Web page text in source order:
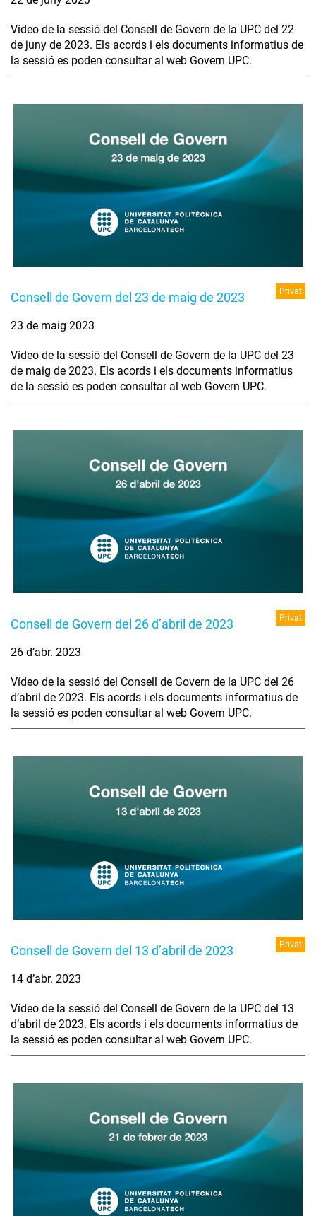
Vídeo de la sessió del Consell de Govern de la UPC del 22
de juny de 2023. Els acords i els documents informatius de
la sessió es poden consultar al web Govern UPC.
Consell de Govern del 23 de maig de 2023 Privat
23 de maig 2023
Vídeo de la sessió del Consell de Govern de la UPC del 23
de maig de 2023. Els acords i els documents informatius
de la sessió es poden consultar al web Govern UPC.
Consell de Govern del 26 d’abril de 2023 Privat
26 d’abr. 2023
Vídeo de la sessió del Consell de Govern de la UPC del 26
d’abril de 2023. Els acords i els documents informatius de
la sessió es poden consultar al web Govern UPC.
Consell de Govern del 13 d’abril de 2023 Privat
14 d’abr. 2023
Vídeo de la sessió del Consell de Govern de la UPC del 13
d’abril de 2023. Els acords i els documents informatius de
la sessió es poden consultar al web Govern UPC.